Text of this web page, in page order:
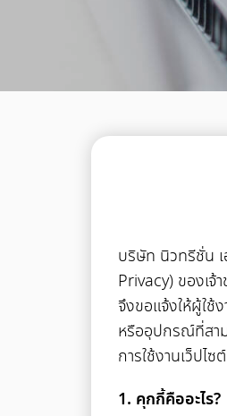
บริษัท นิวทรีชั่น
Privacy) ของเ
จึงขอแจ้งให้ผู้ใช้
หรืออุปกรณ์ที่สา
การใช้งานเว็ปไ
1. คุกกี้คืออะไร?